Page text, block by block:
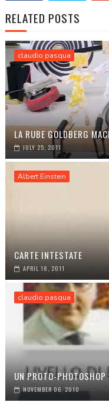
RELATED POSTS
claudio pasqua
LA RUBE GOLDBERG
JULY 25, 2011
Albert Einstein
CARTE INTESTATE
APRIL 18, 2011
claudio pasqua
UN PROTO-
NOVEMBER 06, 2010